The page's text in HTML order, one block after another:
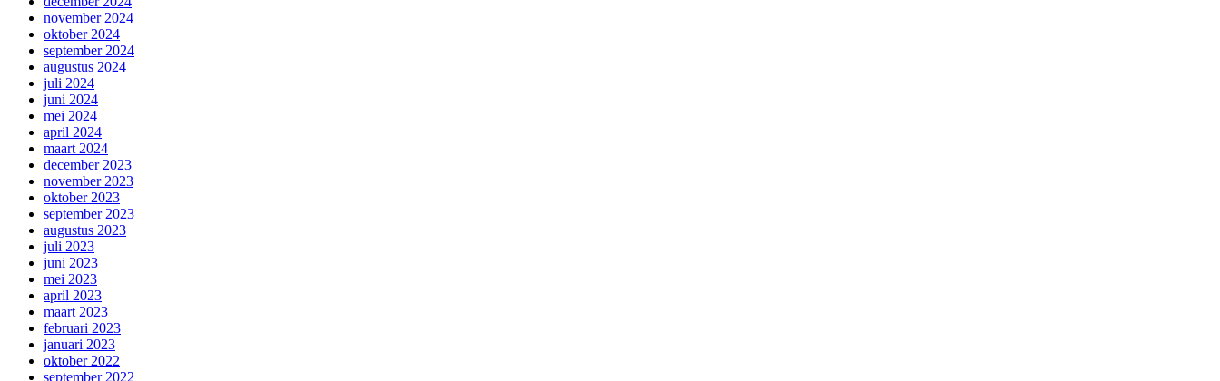
november 2024
oktober 2024
september 2024
augustus 2024
juli 2024
juni 2024
mei 2024
april 2024
maart 2024
december 2023
november 2023
oktober 2023
september 2023
augustus 2023
juli 2023
juni 2023
mei 2023
april 2023
maart 2023
februari 2023
januari 2023
oktober 2022
september 2022